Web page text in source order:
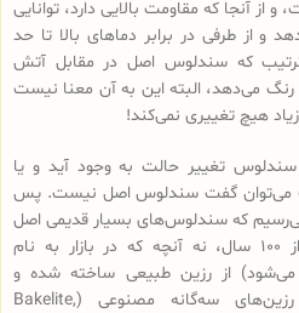
آنجا که مقاومت بالایی دارد، توانایی
و از طرفی در برابر دماهای بالا تا حد
که سندلوس اصل در مقابل آتش
می‌دهد، البته این به آن معنا نیست
هیچ تغییری نمی‌کند!
سندلوس تغییر حالت به وجود آید و یا
می‌توان گفت سندلوس اصل نیست. پس
که سندلوس‌های بسیار قدیمی اصل
(سندلوس‌هایی با قدمت بیش از 100 سال، نه آنچه که در بازار به نام
می‌شود) از رزین طبیعی ساخته شده و
سندلوس‌‌های اصل امروزی از رزین‌های سه‌گانه مصنوعی (Bakelite,